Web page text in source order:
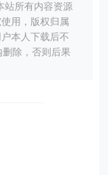
站所有内容资源
用，版权归属
本人下载后不
除，否则后果